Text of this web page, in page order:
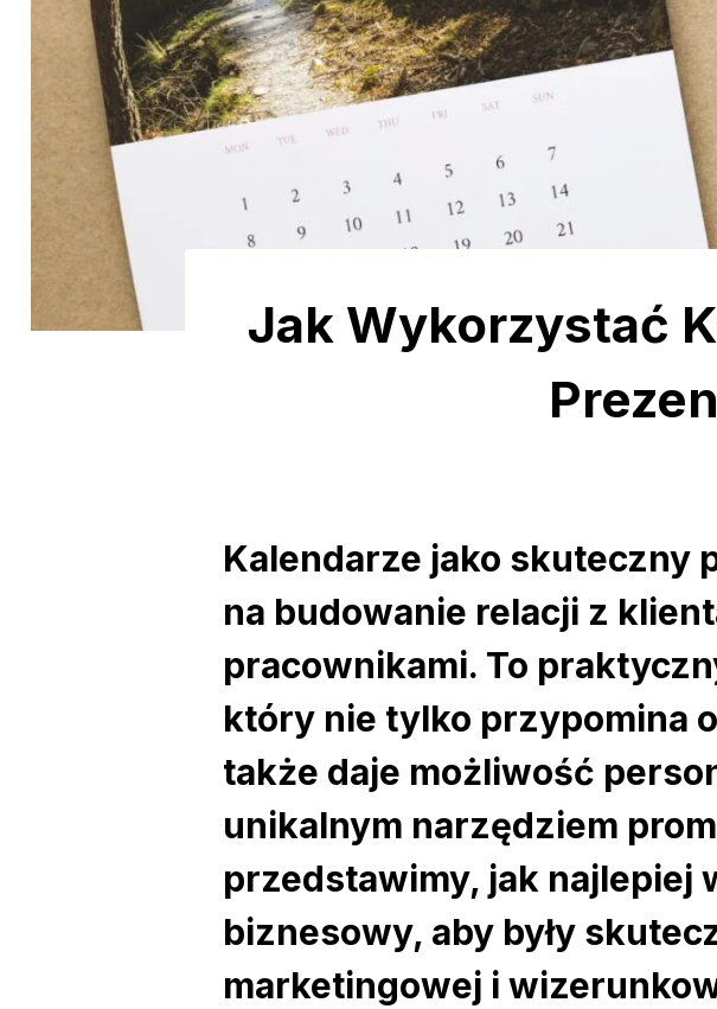
Jak Wykorzystać
Kalendarze jako skuteczny
na budowanie relacji z
pracownikami. To
który nie tylko przypomina
także daje możliwość
unikalnym narzędziem
przedstawimy, jak najlepiej
biznesowy, aby były
marketingowej i